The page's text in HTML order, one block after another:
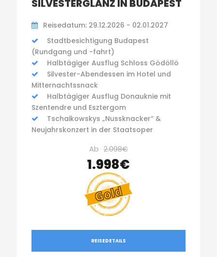
SILVESTERGLANZ IN BUDAPEST
Reisedatum: 29.12.2026 - 02.01.2027
Stadtbesichtigung Budapest
(Rundgang und -fahrt)
Halbtägiger Ausflug Schloss Gödöllö
Silvester-Abendessen im Hotel und
Mitternachtssnack
Halbtägiger Ausflug Donauknie mit
Szentendre und Esztergom
Tschaikowskys „Nussknacker“ &
Neujahrskonzert in der Staatsoper
Ab 2.098€
1.998€
REISEDETAILS